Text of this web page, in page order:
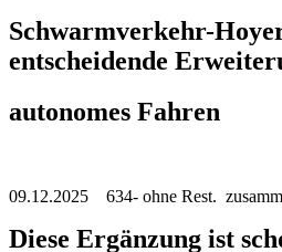
Schwarmverkehr-
entscheidende
autonomes Fahren
09.12.2025 634- ohne Rest.
Diese Ergänzung ist